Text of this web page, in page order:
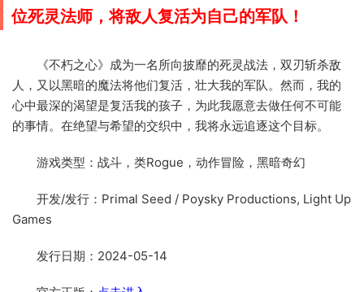
位死灵法师，将敌人复活为自己的军队！
《不朽之心》成为一名所向披靡的死灵战法，双刃斩杀敌
人，又以黑暗的魔法将他们复活，壮大我的军队。然而，我的
心中最深的渴望是复活我的孩子，为此我愿意去做任何不可能
的事情。在绝望与希望的交织中，我将永远追逐这个目标。
游戏类型：战斗，类Rogue，动作冒险，黑暗奇幻
开发/发行：Primal Seed / Poysky Productions, Light Up
Games
发行日期：2024-05-14